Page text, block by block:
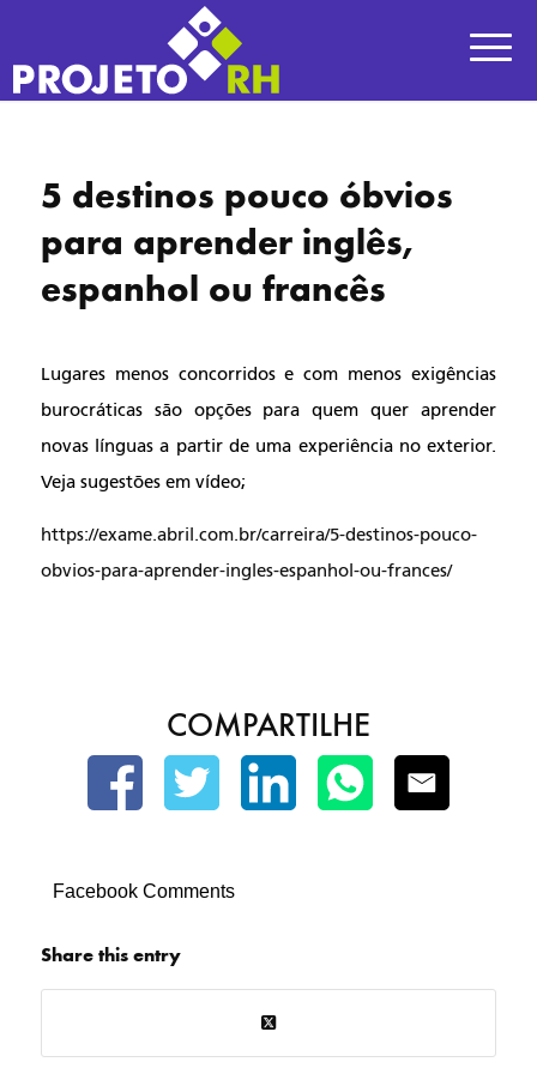
5 destinos pouco óbvios
para aprender inglês,
espanhol ou francês
Lugares menos concorridos e com menos exigências
burocráticas são opções para quem quer aprender
novas línguas a partir de uma experiência no exterior.
Veja sugestões em vídeo;
https://exame.abril.com.br/carreira/5-destinos-pouco-
obvios-para-aprender-ingles-espanhol-ou-frances/
COMPARTILHE
Facebook Comments
Share this entry